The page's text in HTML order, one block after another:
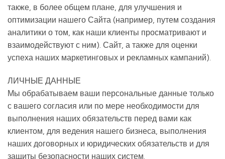
также, в более общем плане, для улучшения и
оптимизации нашего Сайта (например, путем создания
аналитики о том, как наши клиенты просматривают и
взаимодействуют с ним). Сайт, а также для оценки
успеха наших маркетинговых и рекламных кампаний).
ЛИЧНЫЕ ДАННЫЕ
Мы обрабатываем ваши персональные данные только
с вашего согласия или по мере необходимости для
выполнения наших обязательств перед вами как
клиентом, для ведения нашего бизнеса, выполнения
наших договорных и юридических обязательств и для
защиты безопасности наших систем.